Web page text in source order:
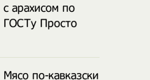
с арахисом по
ГОСТу Просто
Мясо по-кавказски